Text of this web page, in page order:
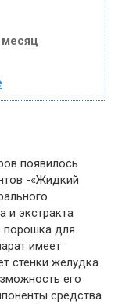
появилось
-«Жидкий
и экстракта
порошка для
имеет
стенки желудка
его
средства